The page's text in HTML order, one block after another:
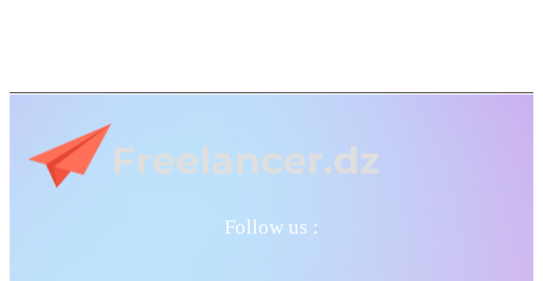
Follow us :